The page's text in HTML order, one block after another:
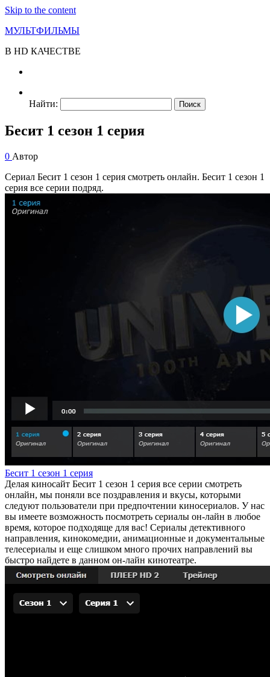
Skip to the content
МУЛЬТФИЛЬМЫ
В HD КАЧЕСТВЕ
Найти:
Бесит 1 сезон 1 серия
0 Автор
Сериал Бесит 1 сезон 1 серия смотреть онлайн. Бесит 1 сезон 1
серия все серии подряд.
Бесит 1 сезон 1 серия
Делая киносайт Бесит 1 сезон 1 серия все серии смотреть
онлайн, мы поняли все поздравления и вкусы, которыми
следуют пользователи при предпочтении киносериалов. У нас
вы имеете возможность посмотреть сериалы он-лайн в любое
время, которое подходяще для вас! Сериалы детективного
направления, кинокомедии, анимационные и документальные
телесериалы и еще слишком много прочих направлений вы
быстро найдете в данном он-лайн кинотеатре.